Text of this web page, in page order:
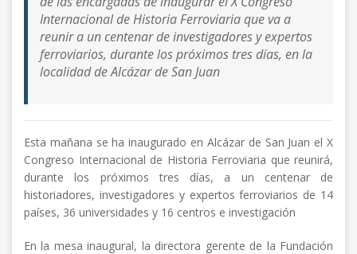
Internacional de Historia Ferroviaria que va a
reunir a un centenar de investigadores y expertos
ferroviarios, durante los próximos tres días, en la
localidad de Alcázar de San Juan
Esta mañana se ha inaugurado en Alcázar de San Juan el X
Congreso Internacional de Historia Ferroviaria que reunirá,
durante los próximos tres días, a un centenar de
historiadores, investigadores y expertos ferroviarios de 14
países, 36 universidades y 16 centros e investigación
En la mesa inaugural, la directora gerente de la Fundación